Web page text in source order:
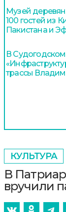
Музей
100 гостей из
Пакистана и
В
трассы
КУЛЬТУРА
В
вручили